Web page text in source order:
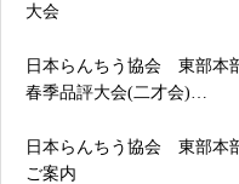
大会
日本らんちう協会 東部
春季品評大会(二才会)…
日本らんちう協会 東部
ご案内